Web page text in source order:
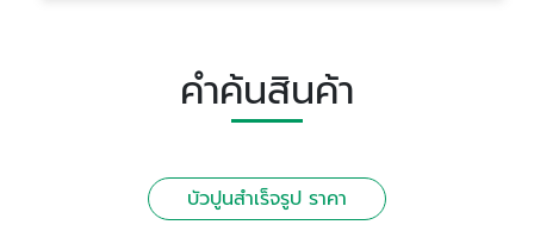
คำค้นสินค้า
บัวปูนสําเร็จรูป ราคา